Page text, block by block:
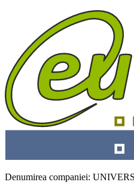
Denumirea companiei: